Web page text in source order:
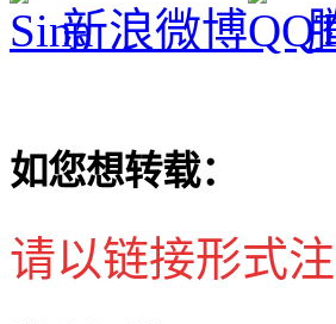
新浪微博
如您想转载：
请以链接形式